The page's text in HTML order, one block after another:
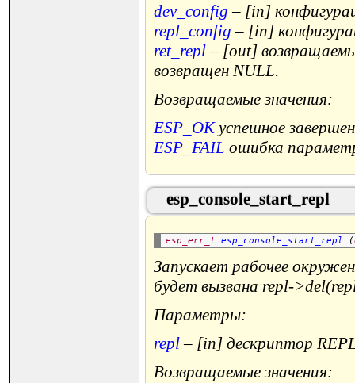
dev_config – [in]
repl_config – [in]
ret_repl– [out]
возвращен NULL.
Возвращаемые значения:
ESP_OKуспешное
ESP_FAIL ошибка
esp_console_start_repl
esp_err_t esp_console_start_repl (
Запускает рабочее
будет вызвана repl-
Параметры:
repl– [in] дескриптор
Возвращаемые значения: